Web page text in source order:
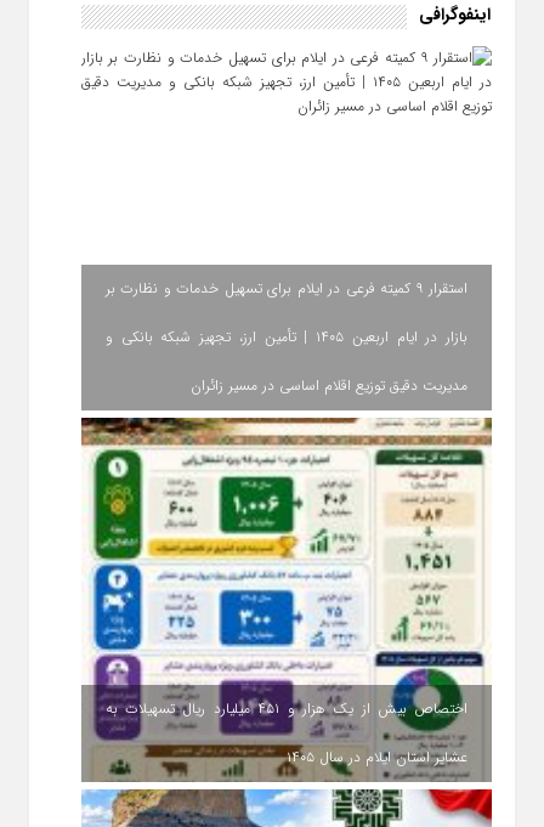
اینفوگرافی
استقرار ۹ کمیته فرعی در ایلام برای تسهیل خدمات و نظارت بر
بازار در ایام اربعین ۱۴۰۵ | تأمین ارز، تجهیز شبکه بانکی و
مدیریت دقیق توزیع اقلام اساسی در مسیر زائران
اختصاص بیش از یک هزار و ۴۵۱ میلیارد ریال تسهیلات به
عشایر استان ایلام در سال ۱۴۰۵